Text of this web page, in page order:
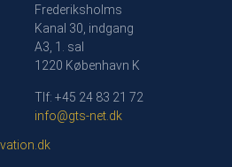
Frederiksholms
Kanal 30, indgang
A3, 1. sal
1220 København K
Tlf: +45 24 83 21 72
info@gts-net.dk